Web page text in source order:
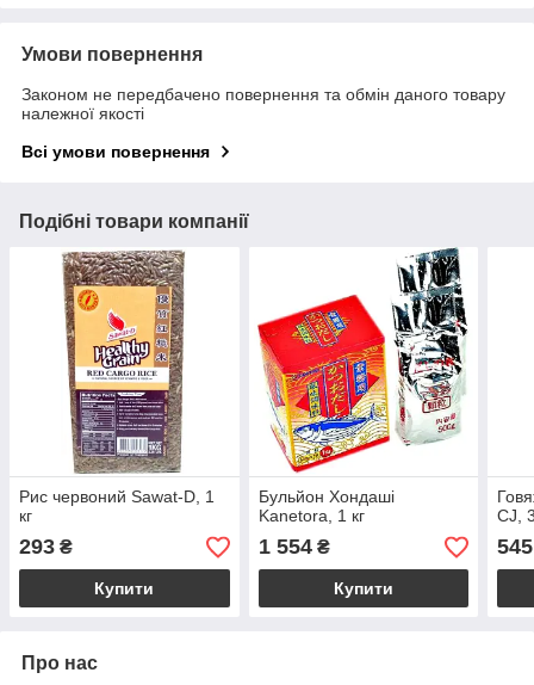
Умови повернення
Законом не передбачено повернення та обмін даного товару
належної якості
Всі умови повернення
Подібні товари компанії
Рис червоний Sawat-D, 1
кг
293 ₴
Купити
Бульйон Хондаші
Kanetora, 1 кг
1 554₴
Купити
CJ,
545
Про нас